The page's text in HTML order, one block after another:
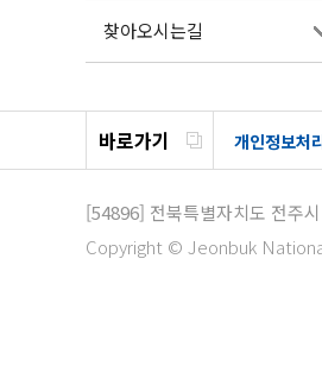
찾아오시는길
바로가기 개인정보처
[54896] 전북특별자치도 전주
Copyright © Jeonbuk